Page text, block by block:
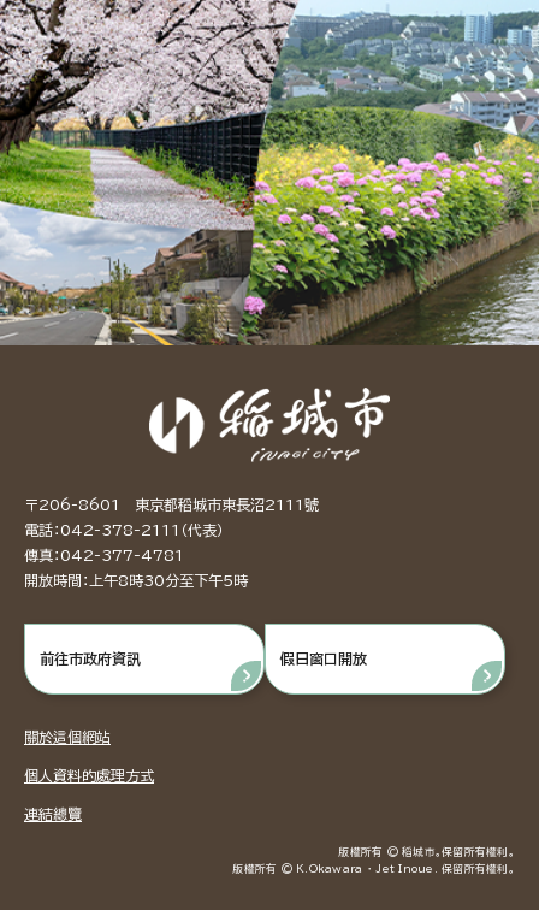
〒206-8601 東京都稻城市東長沼2111號
電話：042-378-2111（代表）
傳真：042-377-4781
開放時間：上午8時30分至下午5時
前往市政府資訊 假日窗口開放
關於這個網站
個人資料的處理方式
連結總覽
版權所有 © 稻城市。保留所有權利。
版權所有 © K.Okawara ・ Jet Inoue. 保留所有權利。